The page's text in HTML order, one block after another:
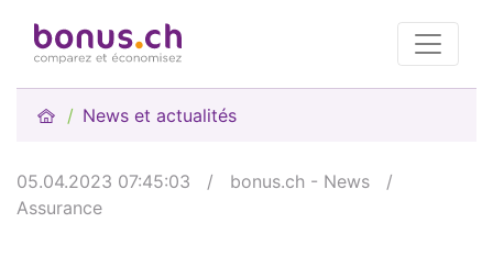
News et actualités
05.04.2023 07:45:03 / bonus.ch - News
/
Assurance